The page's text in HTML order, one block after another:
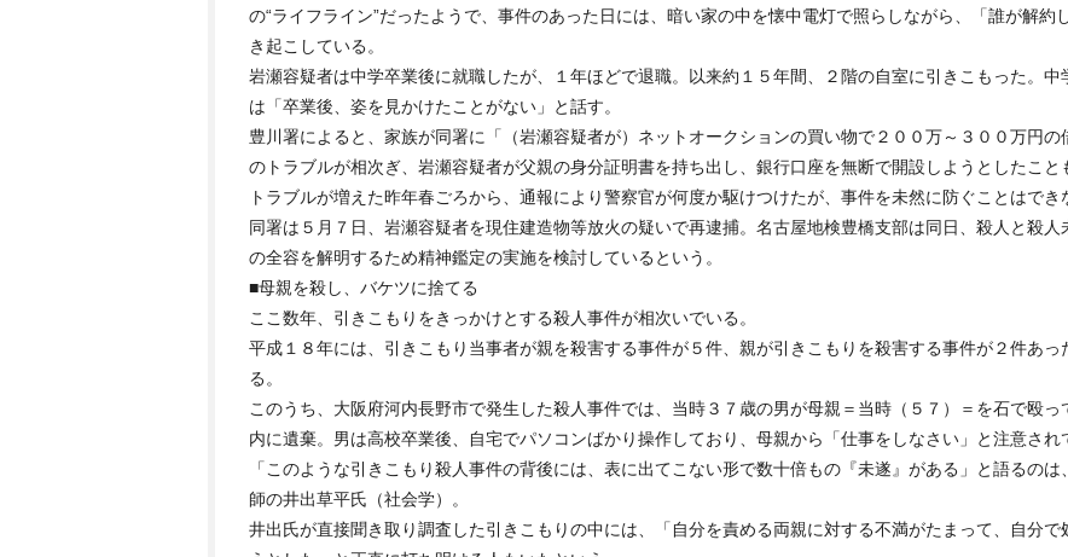
の“ライフライン”だったようで、事件のあった日には、暗い家の中を懐中電灯で照らしながら、「誰が解約
き起こしている。
岩瀬容疑者は中学卒業後に就職したが、１年ほどで退職。以来約１５年間、２階の自室に引きこもった。中
は「卒業後、姿を見かけたことがない」と話す。
豊川署によると、家族が同署に「（岩瀬容疑者が）ネットオークションの買い物で２００万～３００万円
のトラブルが相次ぎ、岩瀬容疑者が父親の身分証明書を持ち出し、銀行口座を無断で開設しようとしたこと
トラブルが増えた昨年春ごろから、通報により警察官が何度か駆けつけたが、事件を未然に防ぐことはでき
同署は５月７日、岩瀬容疑者を現住建造物等放火の疑いで再逮捕。名古屋地検豊橋支部は同日、殺人と殺
の全容を解明するため精神鑑定の実施を検討しているという。
■母親を殺し、バケツに捨てる
ここ数年、引きこもりをきっかけとする殺人事件が相次いでいる。
平成１８年には、引きこもり当事者が親を殺害する事件が５件、親が引きこもりを殺害する事件が２件あ
る。
このうち、大阪府河内長野市で発生した殺人事件では、当時３７歳の男が母親＝当時（５７）＝を石で殴
内に遺棄。男は高校卒業後、自宅でパソコンばかり操作しており、母親から「仕事をしなさい」と注意され
「このような引きこもり殺人事件の背後には、表に出てこない形で数十倍もの『未遂』がある」と語るの
師の井出草平氏（社会学）。
井出氏が直接聞き取り調査した引きこもりの中には、「自分を責める両親に対する不満がたまって、自分